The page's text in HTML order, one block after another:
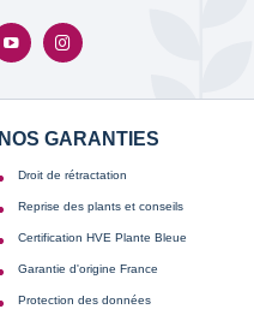
NOS GARANTIES
Droit de rétractation
Reprise des plants et conseils
Certification HVE Plante Bleue
Garantie d'origine France
Protection des données